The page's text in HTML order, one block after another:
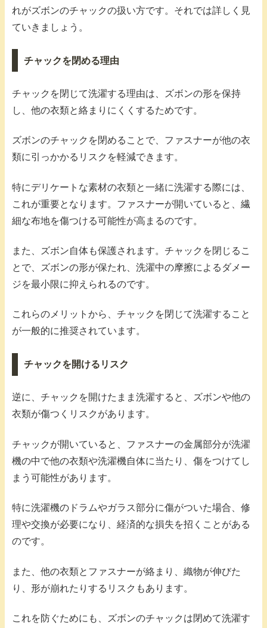
れがズボンのチャックの扱い方です。それでは詳しく見
ていきましょう。
チャックを閉める理由
チャックを閉じて洗濯する理由は、ズボンの形を保持
し、他の衣類と絡まりにくくするためです。
ズボンのチャックを閉めることで、ファスナーが他の衣
類に引っかかるリスクを軽減できます。
特にデリケートな素材の衣類と一緒に洗濯する際には、
これが重要となります。ファスナーが開いていると、繊
細な布地を傷つける可能性が高まるのです。
また、ズボン自体も保護されます。チャックを閉じるこ
とで、ズボンの形が保たれ、洗濯中の摩擦によるダメー
ジを最小限に抑えられるのです。
これらのメリットから、チャックを閉じて洗濯すること
が一般的に推奨されています。
チャックを開けるリスク
逆に、チャックを開けたまま洗濯すると、ズボンや他の
衣類が傷つくリスクがあります。
チャックが開いていると、ファスナーの金属部分が洗濯
機の中で他の衣類や洗濯機自体に当たり、傷をつけてし
まう可能性があります。
特に洗濯機のドラムやガラス部分に傷がついた場合、修
理や交換が必要になり、経済的な損失を招くことがある
のです。
また、他の衣類とファスナーが絡まり、織物が伸びた
り、形が崩れたりするリスクもあります。
これを防ぐためにも、ズボンのチャックは閉めて洗濯す